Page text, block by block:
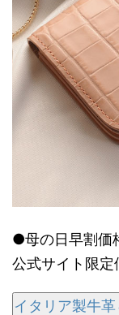
●母の日早割価
公式サイト限
イタリア製牛